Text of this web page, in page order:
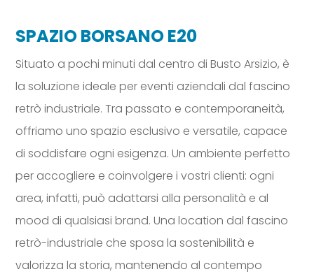
SPAZIO BORSANO E20
Situato a pochi minuti dal centro di Busto Arsizio, è
la soluzione ideale per eventi aziendali dal fascino
retrò industriale. Tra passato e contemporaneità,
offriamo uno spazio esclusivo e versatile, capace
di soddisfare ogni esigenza. Un ambiente perfetto
per accogliere e coinvolgere i vostri clienti: ogni
area, infatti, può adattarsi alla personalità e al
mood di qualsiasi brand. Una location dal fascino
retrò-industriale che sposa la sostenibilità e
valorizza la storia, mantenendo al contempo